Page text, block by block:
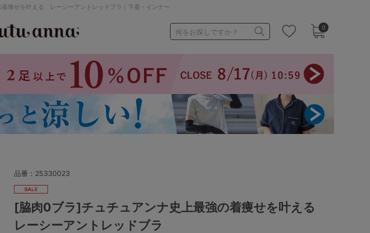
痩せを叶える レーシーアントレッドブラ｜下着・インナー
0
何をお探しですか？
価格帯から探す
～999円 1,000～1,999円
2,000～2,999円 3,000～3,999円
セールアイテム
品番： 25330023
[脇肉0ブラ]チュチュアンナ史上最強の着痩せを叶える
レーシーアントレッドブラ